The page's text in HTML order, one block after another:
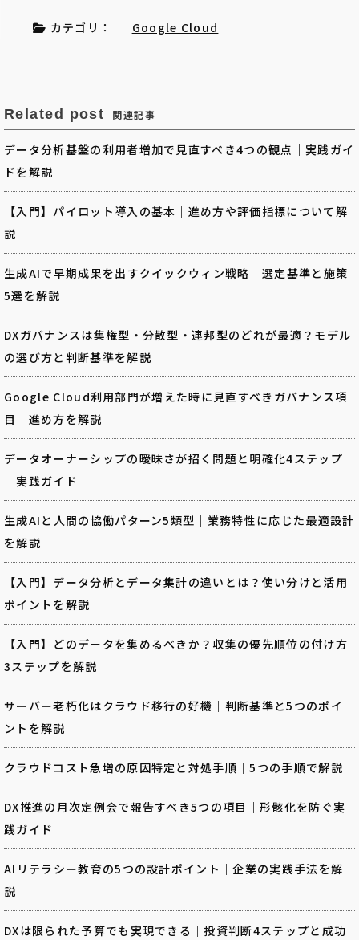
カテゴリ： Google Cloud
Related post 関連記事
データ分析基盤の利用者増加で見直すべき4つの観点｜実践ガイ
ドを解説
【入門】パイロット導入の基本｜進め方や評価指標について解
説
生成AIで早期成果を出すクイックウィン戦略｜選定基準と施策
5選を解説
DXガバナンスは集権型・分散型・連邦型のどれが最適？モデル
の選び方と判断基準を解説
Google Cloud利用部門が増えた時に見直すべきガバナンス項
目｜進め方を解説
データオーナーシップの曖昧さが招く問題と明確化4ステップ
｜実践ガイド
生成AIと人間の協働パターン5類型｜業務特性に応じた最適設計
を解説
【入門】データ分析とデータ集計の違いとは？使い分けと活用
ポイントを解説
【入門】どのデータを集めるべきか？収集の優先順位の付け方
3ステップを解説
サーバー老朽化はクラウド移行の好機｜判断基準と5つのポイ
ントを解説
クラウドコスト急増の原因特定と対処手順｜5つの手順で解説
DX推進の月次定例会で報告すべき5つの項目｜形骸化を防ぐ実
践ガイド
AIリテラシー教育の5つの設計ポイント｜企業の実践手法を解
説
DXは限られた予算でも実現できる｜投資判断4ステップと成功